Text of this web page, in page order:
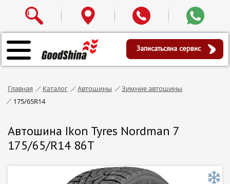
Записатьсяна сервис
Главная Каталог Автошины
Зимние автошины
175/65R14
Автошина Ikon Tyres Nordman 7
175/65/R14 86T